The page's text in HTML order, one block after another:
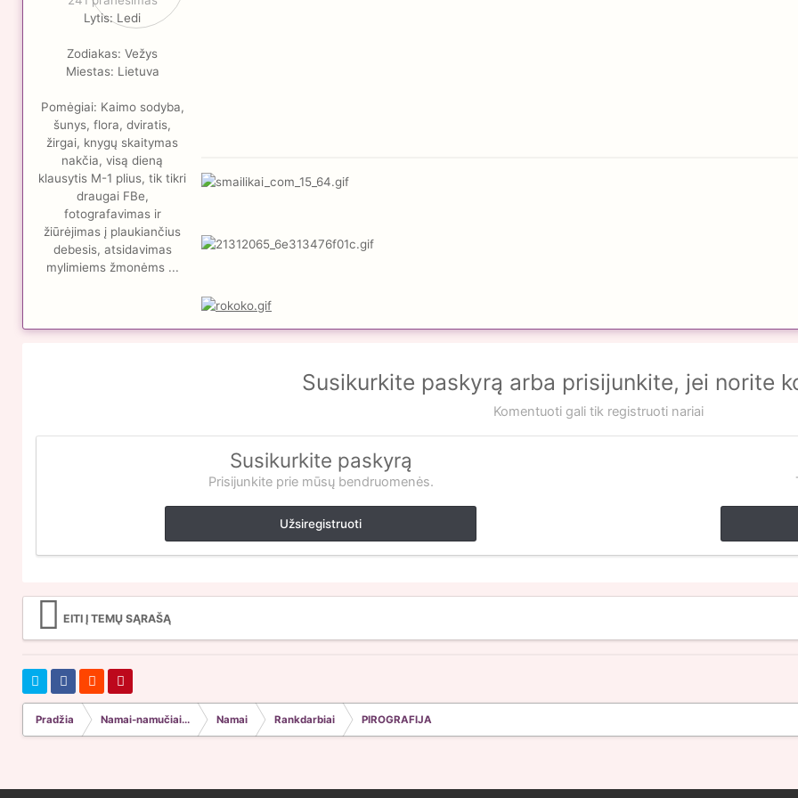
Lytis: Ledi
Zodiakas: Vežys
Miestas: Lietuva
Pomėgiai: Kaimo sodyba,
šunys, flora, dviratis,
žirgai, knygų skaitymas
nakčia, visą dieną
klausytis M-1 plius, tik tikri
draugai FBe,
fotografavimas ir
žiūrėjimas į plaukiančius
debesis, atsidavimas
mylimiems žmonėms ...
Susikurkite paskyrą arba prisijunkite, jei norite
Komentuoti gali tik registruoti nariai
Susikurkite paskyrą
Prisijunkite prie mūsų bendruomenės.
Užsiregistruoti
EITI Į TEMŲ SĄRAŠĄ
Pradžia Namai-namučiai... Namai Rankdarbiai PIROGRAFIJA